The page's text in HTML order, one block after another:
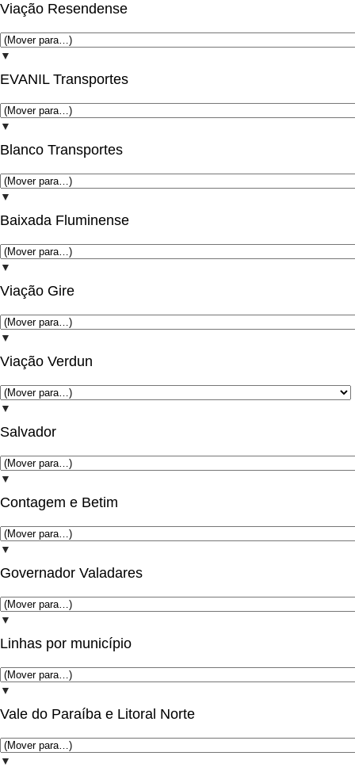
Viação Resendense
▼
EVANIL Transportes
▼
Blanco Transportes
▼
Baixada Fluminense
▼
Viação Gire
▼
Viação Verdun
▼
Salvador
▼
Contagem e Betim
▼
Governador Valadares
▼
Linhas por município
▼
Vale do Paraíba e Litoral Norte
▼